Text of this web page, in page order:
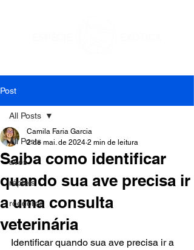
Post
All Posts
aves
répteis
roedores
All Posts
Saiba como identificar
quando sua ave precisa ir
a uma consulta
veterinária
Camila Faria Garcia
2 de mai. de 2024 2 min de leitura
Identificar quando sua ave precisa ir a